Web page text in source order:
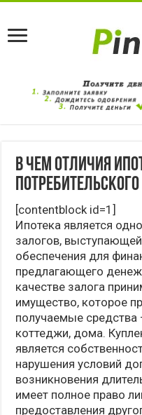
В чем отличия
потребительского
[contentblock id=1]
Ипотека является
залогов,
обеспечения для
предлагающего
качестве залога
имущество, которое
получаемые средства
коттеджи, дома.
является
нарушения условий
возникновения
имеет полное право
предоставления